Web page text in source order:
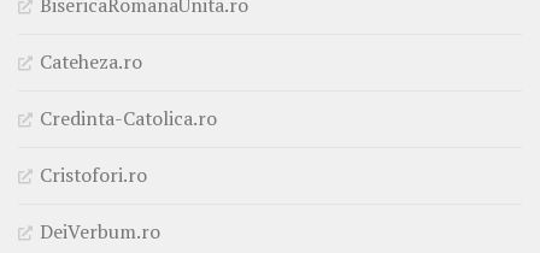
Cateheza.ro
Credinta-Catolica.ro
Cristofori.ro
DeiVerbum.ro